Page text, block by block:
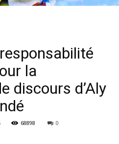
la
discours d’Aly
68898 0